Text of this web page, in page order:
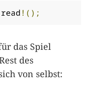
read!();
das Spiel
des
von selbst: